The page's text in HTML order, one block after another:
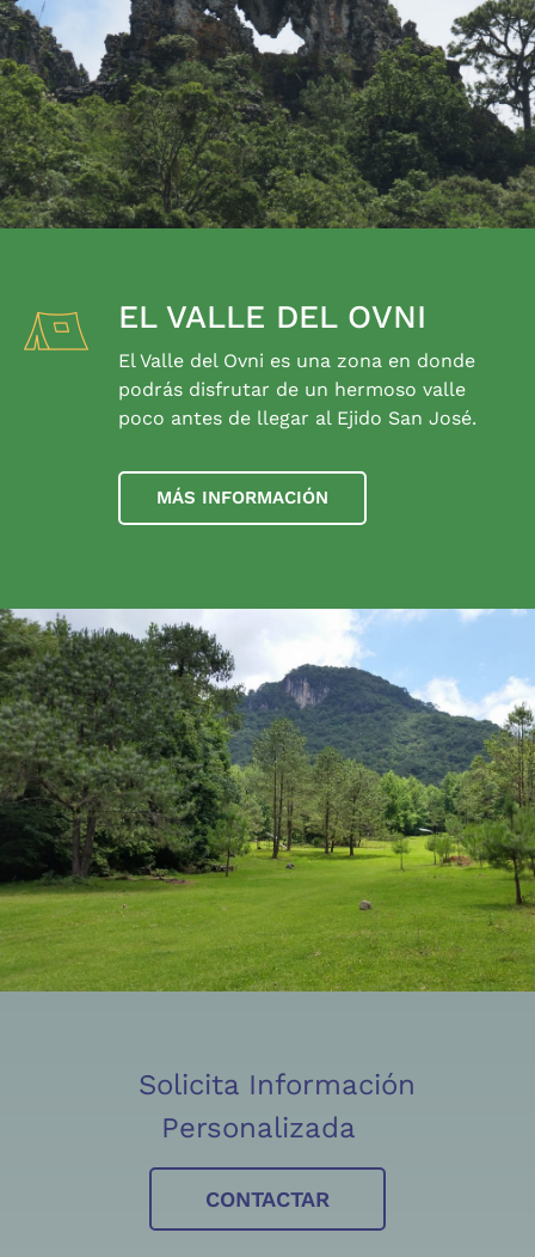
EL VALLE DEL OVNI
El Valle del Ovni es una zona en donde
podrás disfrutar de un hermoso valle
poco antes de llegar al Ejido San José.
MÁS INFORMACIÓN
Solicita Información
Personalizada
CONTACTAR